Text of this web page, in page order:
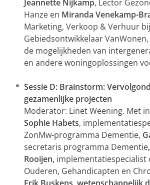
Jeannette Nijkamp, Lector
Hanze en Miranda Venekamp-
Marketing, Verkoop & Verhuur bij
Gebiedsontwikkelaar
de mogelijkheden van
en andere woningoplossingen
Sessie D: Brainstorm:
gezamenlijke projecten
Moderator: Linet Weening. Met
Sophie Habets,
ZonMw-programma Dementie,
secretaris programma Dementie
Rooijen, implementatiespecialist
Ouderen, Gehandicapten en